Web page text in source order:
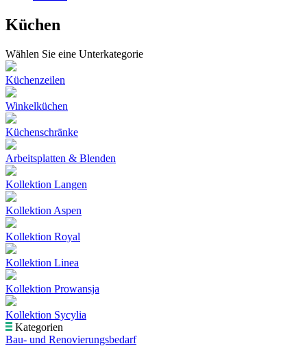
Küchen
Wählen Sie eine Unterkategorie
Küchenzeilen
Winkelküchen
Küchenschränke
Arbeitsplatten & Blenden
Kollektion Langen
Kollektion Aspen
Kollektion Royal
Kollektion Linea
Kollektion Prowansja
Kollektion Sycylia
Kategorien
Bau- und Renovierungsbedarf